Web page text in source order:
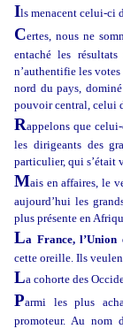
Ils menacent celui-ci
Certes, nous ne
entaché les
n’authentifie les
nord du pays,
pouvoir central, celui
Rappelons que
les dirigeants des
particulier, qui s’était
Mais en affaires, le
aujourd’hui les
plus présente en
La France, l’Union
cette oreille. Ils
La cohorte des
Parmi les plus
promoteur. Au nom